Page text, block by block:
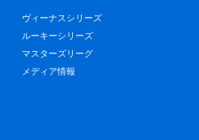
ヴィーナスシリーズ
ルーキーシリーズ
マスターズリーグ
メディア情報